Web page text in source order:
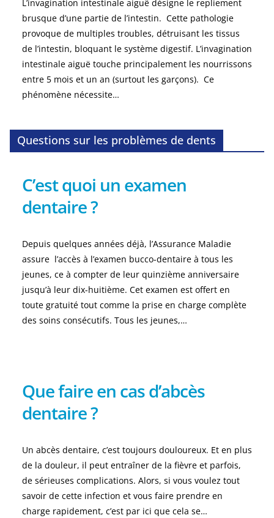
L’invagination intestinale aiguë désigne le repliement
brusque d’une partie de l’intestin. Cette pathologie
provoque de multiples troubles, détruisant les tissus
de l’intestin, bloquant le système digestif. L’invagination
intestinale aiguë touche principalement les nourrissons
entre 5 mois et un an (surtout les garçons). Ce
phénomène nécessite…
Questions sur les problèmes de dents
C’est quoi un examen
dentaire ?
Depuis quelques années déjà, l’Assurance Maladie
assure l’accès à l’examen bucco-dentaire à tous les
jeunes, ce à compter de leur quinzième anniversaire
jusqu’à leur dix-huitième. Cet examen est offert en
toute gratuité tout comme la prise en charge complète
des soins consécutifs. Tous les jeunes,…
Que faire en cas d’abcès
dentaire ?
Un abcès dentaire, c’est toujours douloureux. Et en plus
de la douleur, il peut entraîner de la fièvre et parfois,
de sérieuses complications. Alors, si vous voulez tout
savoir de cette infection et vous faire prendre en
charge rapidement, c’est par ici que cela se…